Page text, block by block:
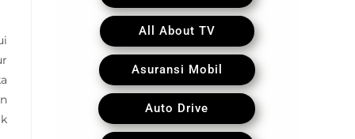
All About TV
Asuransi Mobil
Auto Drive